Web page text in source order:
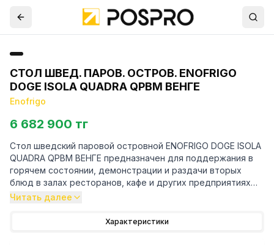
СТОЛ ШВЕД. ПАРОВ. ОСТРОВ. ENOFRIGO
DOGE ISOLA QUADRA QPBM ВЕНГЕ
Enofrigo
6 682 900 тг
Стол шведский паровой островной ENOFRIGO DOGE ISOLA
QUADRA QPBM ВЕНГЕ предназначен для поддержания в
горячем состоянии, демонстрации и раздачи вторых
блюд в залах ресторанов, кафе и других предприятиях
общественного питания.
Читать далее
Характеристики